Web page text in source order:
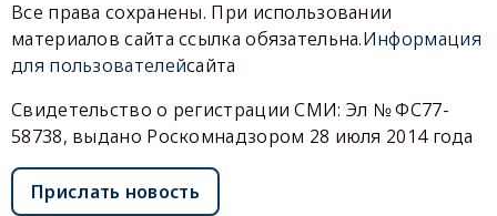
Все права сохранены. При использовании
материалов сайта ссылка обязательна.Информация
для пользователейсайта
Свидетельство о регистрации СМИ: Эл № ФС77-
58738, выдано Роскомнадзором 28 июля 2014 года
Прислать новость